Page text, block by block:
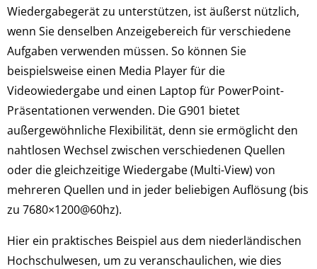
Wiedergabegerät zu unterstützen, ist äußerst nützlich,
wenn Sie denselben Anzeigebereich für verschiedene
Aufgaben verwenden müssen. So können Sie
beispielsweise einen Media Player für die
Videowiedergabe und einen Laptop für PowerPoint-
Präsentationen verwenden. Die G901 bietet
außergewöhnliche Flexibilität, denn sie ermöglicht den
nahtlosen Wechsel zwischen verschiedenen Quellen
oder die gleichzeitige Wiedergabe (Multi-View) von
mehreren Quellen und in jeder beliebigen Auflösung (bis
zu 7680×1200@60hz).
Hier ein praktisches Beispiel aus dem niederländischen
Hochschulwesen, um zu veranschaulichen, wie dies